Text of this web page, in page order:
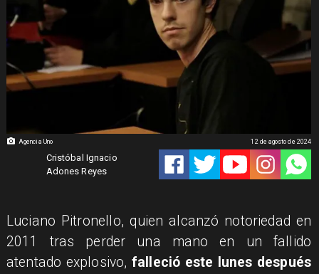
Agencia Uno
Cristóbal Ignacio
Adones Reyes
12 de agosto de 2024
Luciano Pitronello, quien alcanzó notoriedad en
2011 tras perder una mano en un fallido
atentado explosivo, falleció este lunes después